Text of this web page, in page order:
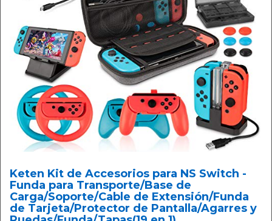
Keten Kit de Accesorios para NS Switch -
Funda para Transporte/Base de
Carga/Soporte/Cable de Extensión/Funda
de Tarjeta/Protector de Pantalla/Agarres y